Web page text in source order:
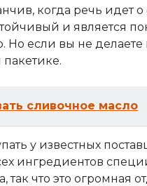
когда речь идет
и является
если вы не
сливочное масло
у известных
ингредиентов
что это огромная